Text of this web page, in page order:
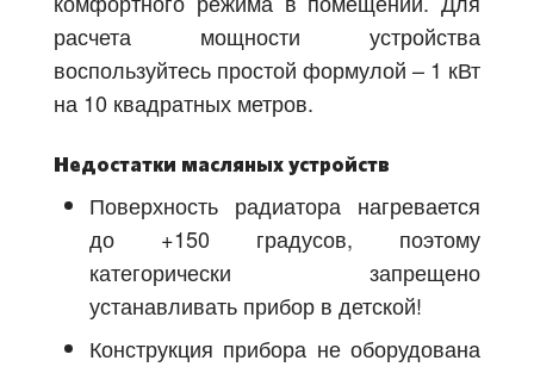
расчета мощности устройства
воспользуйтесь простой формулой – 1 кВт
на 10 квадратных метров.
Недостатки масляных устройств
Поверхность радиатора нагревается
до +150 градусов, поэтому
категорически запрещено
устанавливать прибор в детской!
Конструкция прибора не оборудована